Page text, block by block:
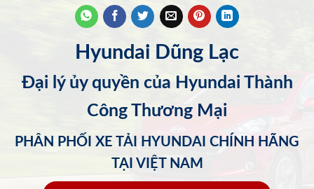
Hyundai Dũng Lạc
Đại lý ủy quyền của Hyundai Thành
Công Thương Mại
PHÂN PHỐI XE TẢI HYUNDAI CHÍNH HÃNG
TẠI VIỆT NAM